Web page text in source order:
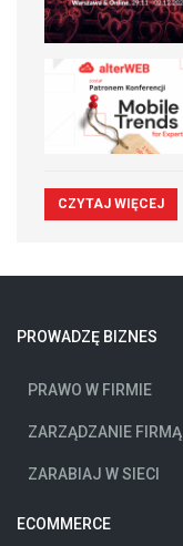
CZYTAJ WIĘCEJ
PROWADZĘ BIZNES
PRAWO W FIRMIE
ZARZĄDZANIE FIRMĄ
ZARABIAJ W SIECI
ECOMMERCE